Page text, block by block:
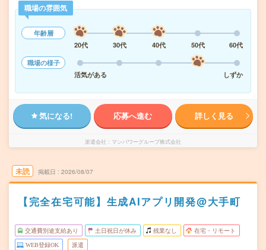
職場の雰囲気
年齢層
20代
30代 40代 50代
60代
職場の様子
活気がある
しずか
気になる! 応募へ進む 詳しく見る
派遣会社 マンパワーグループ株式会社
未読 掲載日 2026/08/07
【完全在宅可能】生成AIアプリ開発@大手町
交通費別途支給あり 土日祝日が休み 残業なし 在宅・リモート
WEB登録OK 派遣